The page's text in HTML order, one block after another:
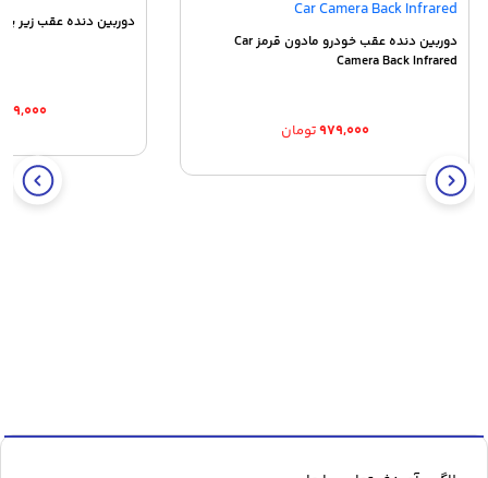
دوربین دنده عقب خودرو مادون قرمز Car
Camera Back Infrared
۹۷۹,۰۰۰تومان
دوربین دنده عقب زیر